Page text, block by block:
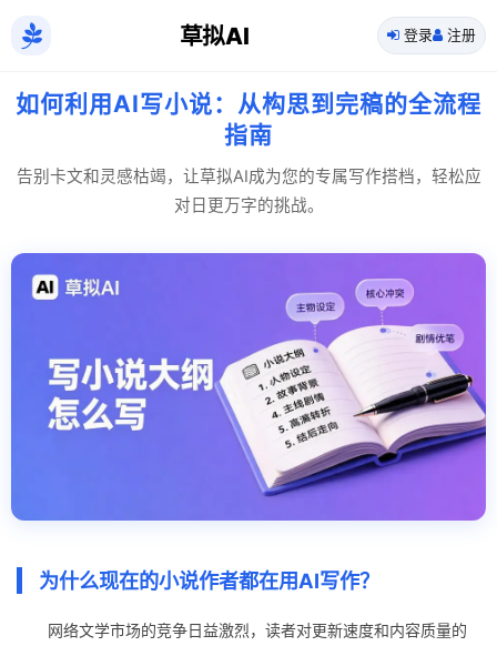
草拟AI 登录 注册
如何利用AI写小说：从构思到完稿的全流程
指南
告别卡文和灵感枯竭，让草拟AI成为您的专属写作搭档，轻松应
对日更万字的挑战。
为什么现在的小说作者都在用AI写作？
网络文学市场的竞争日益激烈，读者对更新速度和内容质量的